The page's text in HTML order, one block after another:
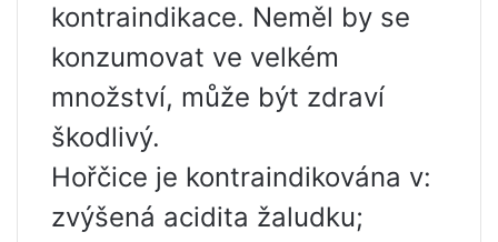
kontraindikace. Neměl by se
konzumovat ve velkém
množství, může být zdraví
škodlivý.
Hořčice je kontraindikována v:
zvýšená acidita žaludku;